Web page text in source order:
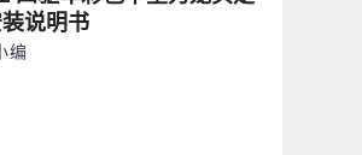
说明书
编